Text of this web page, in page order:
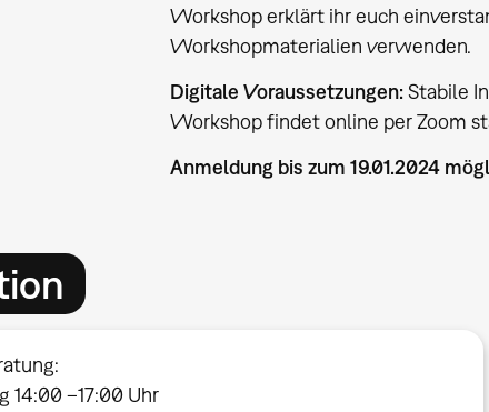
Workshop erklärt ihr euch
Workshopmaterialien verwenden.
Digitale Voraussetzungen:Stabile
Workshop findet online per Zoom
Anmeldung bis zum 19.01.2024
14:00 –17:00 Uhr